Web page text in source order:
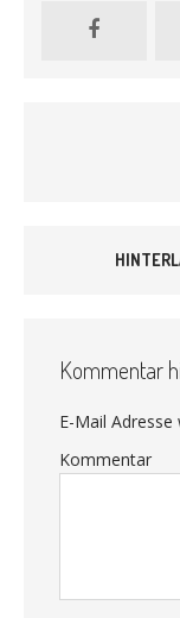
Kommentar
E-Mail
Kommentar